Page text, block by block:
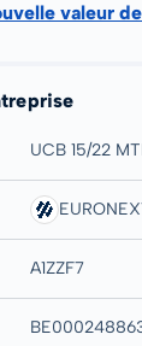
valeur
UCB 15/22
A1ZZF7